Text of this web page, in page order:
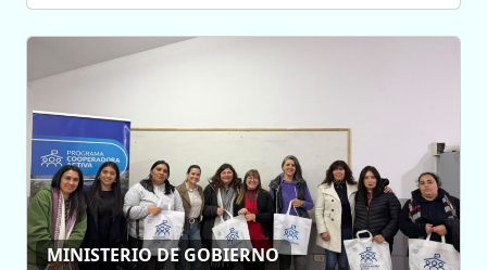
MINISTERIO DE GOBIERNO